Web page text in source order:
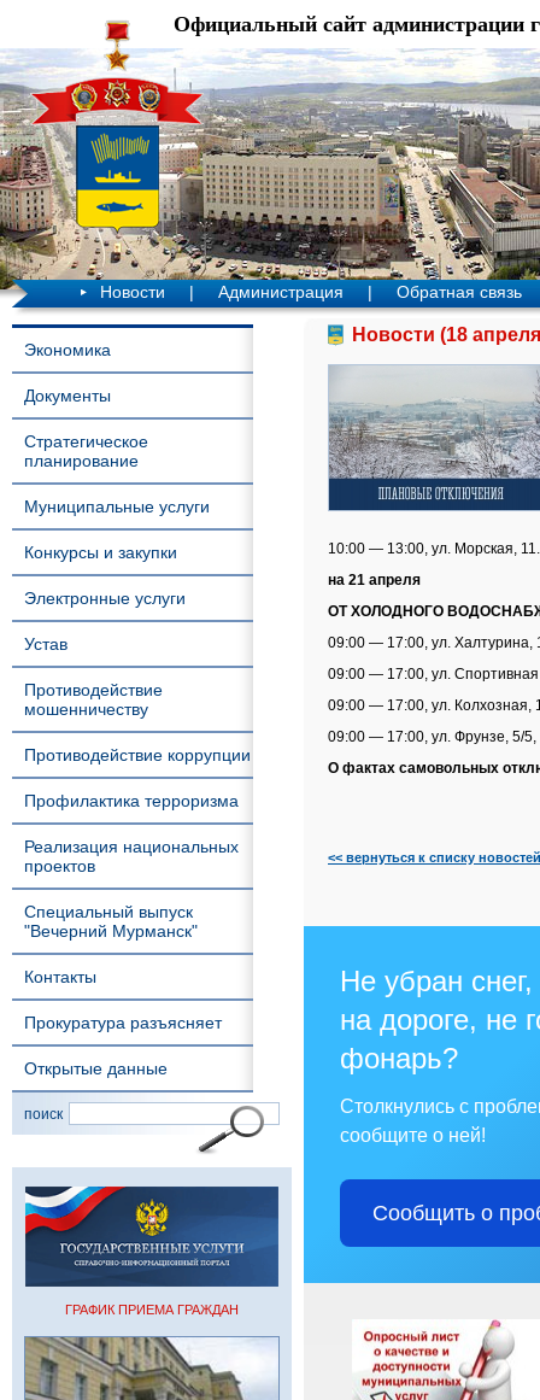
Официальный сайт администрации
Новости | Администрация | Обратная связь
Экономика
Документы
Стратегическое
планирование
Муниципальные услуги
Конкурсы и закупки
Электронные услуги
Устав
Противодействие
мошенничеству
Противодействие коррупции
Профилактика терроризма
Реализация национальных
проектов
Специальный выпуск
"Вечерний Мурманск"
Контакты
Прокуратура разъясняет
Открытые данные
поиск
ГРАФИК ПРИЕМА ГРАЖДАН
Новости (18
10:00 — 13:00, ул. Морская, 11.
на 21 апреля
ОТ ХОЛОДНОГО
09:00 — 17:00, ул. Халтурина,
09:00 — 17:00, ул.
09:00 — 17:00, ул. Колхозная,
09:00 — 17:00, ул. Фрунзе, 5/5,
О фактах самовольных
<< вернуться к списку новостей
Не убран
на дороге, не
фонарь?
Столкнулись с
сообщите о ней!
Сообщить о